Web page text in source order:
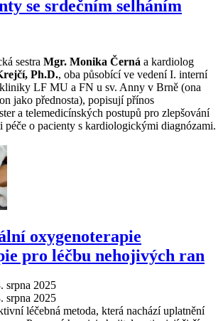
se srdečním selháním
sestra Mgr. Monika Černá a kardiolog
Ph.D., oba působící ve vedení I. interní
LF MU a FN u sv. Anny v Brně (ona
jako přednosta), popisují přínos
a telemedicínských postupů pro zlepšování
péče o pacienty s kardiologickými diagnózami.
oxygenoterapie
pro léčbu nehojivých ran
srpna 2025
srpna 2025
léčebná metoda, která nachází uplatnění